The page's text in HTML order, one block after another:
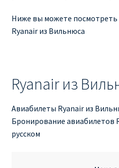
БРОНИРОВАНИЕ
ДЕШЕВЫЕ АВИАБИЛЕТЫ В
Ниже вы можете посмотреть
Ryanair из Вильнюса
Ryanair из
Авиабилеты Ryanair из
Бронирование авиабилетов
русском